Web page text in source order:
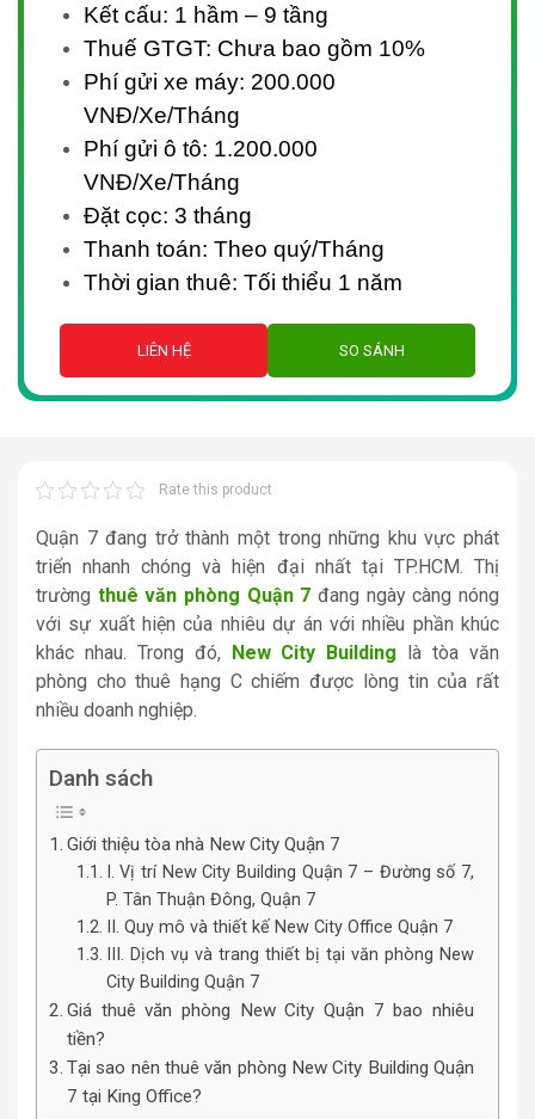
Kết cấu: 1 hầm – 9 tầng
Thuế GTGT: Chưa bao gồm 10%
Phí gửi xe máy: 200.000
VNĐ/Xe/Tháng
Phí gửi ô tô: 1.200.000
VNĐ/Xe/Tháng
Đặt cọc: 3 tháng
Thanh toán: Theo quý/Tháng
Thời gian thuê: Tối thiểu 1 năm
LIÊN HỆ SO SÁNH
Rate this product
Quận 7 đang trở thành một trong những khu vực phát
triển nhanh chóng và hiện đại nhất tại TP.HCM. Thị
trường thuê văn phòng Quận 7 đang ngày càng nóng
với sự xuất hiện của nhiêu dự án với nhiều phần khúc
khác nhau. Trong đó,
New City Building
là tòa văn
phòng cho thuê hạng C chiếm được lòng tin của rất
nhiều doanh nghiệp.
Danh sách
Giới thiệu tòa nhà New City Quận 7
I. Vị trí New City Building Quận 7 – Đường số 7,
P. Tân Thuận Đông, Quận 7
II. Quy mô và thiết kế New City Office Quận 7
III. Dịch vụ và trang thiết bị tại văn phòng New
City Building Quận 7
Giá thuê văn phòng New City Quận 7 bao nhiêu
tiền?
Tại sao nên thuê văn phòng New City Building Quận
7 tại King Office?